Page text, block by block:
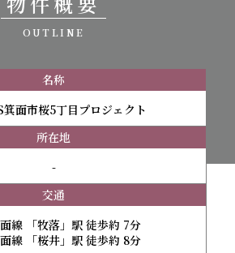
OUTLINE
名称
面市桜5丁目プロジェクト
所在地
-
交通
線 「牧落」駅 徒歩約 7分
線 「桜井」駅 徒歩約 8分